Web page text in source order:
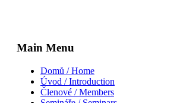
Main Menu
Domů / Home
Úvod / Introduction
Členové / Members